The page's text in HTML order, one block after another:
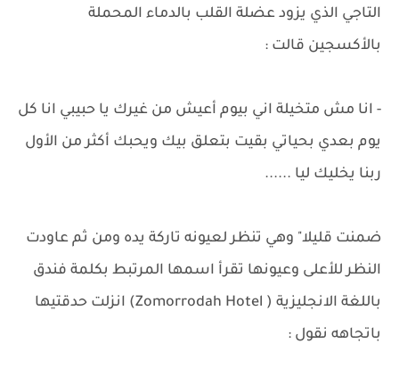
التاجي الذي يزود عضلة القلب بالدماء المحملة
بالأكسجين قالت :
- انا مش متخيلة اني بيوم أعيش من غيرك يا حبيبي انا كل
يوم بعدي بحياتي بقيت بتعلق بيك ويحبك أكثر من الأول
ربنا يخليك ليا ......
ضمنت قليلا" وهي تنظر لعيونه تاركة يده ومن ثم عاودت
النظر للأعلى وعيونها تقرأ اسمها المرتبط بكلمة فندق
باللغة الانجليزية ( Zomorrodah Hotel) انزلت حدقتيها
باتجاهه نقول :